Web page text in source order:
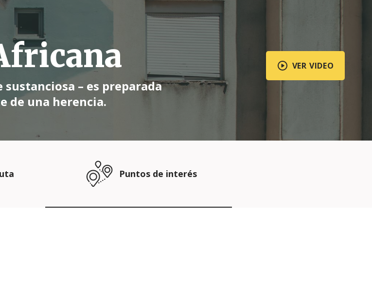
– es preparada
de una herencia.
VER VIDEO
Puntos de interés